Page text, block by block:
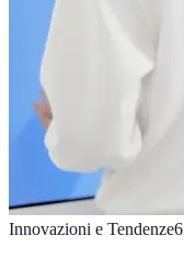
Innovazioni e Tendenze6